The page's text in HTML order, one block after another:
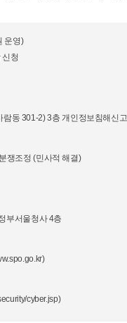
운영)
신청
동 301-2) 3층 개인정보침해신
쟁조정 (민사적 해결)
부서울청사 4층
cyber.jsp)